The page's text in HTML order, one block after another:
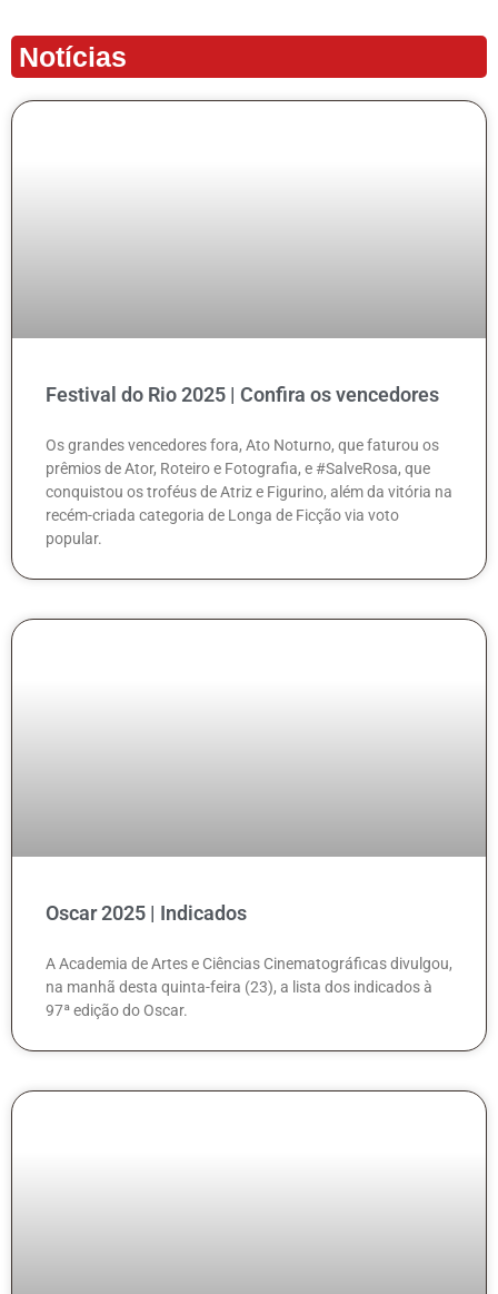
Notícias
Festival do Rio 2025 | Confira os vencedores
Os grandes vencedores fora, Ato Noturno, que faturou os
prêmios de Ator, Roteiro e Fotografia, e #SalveRosa, que
conquistou os troféus de Atriz e Figurino, além da vitória na
recém-criada categoria de Longa de Ficção via voto
popular.
Oscar 2025 | Indicados
A Academia de Artes e Ciências Cinematográficas divulgou,
na manhã desta quinta-feira (23), a lista dos indicados à
97ª edição do Oscar.